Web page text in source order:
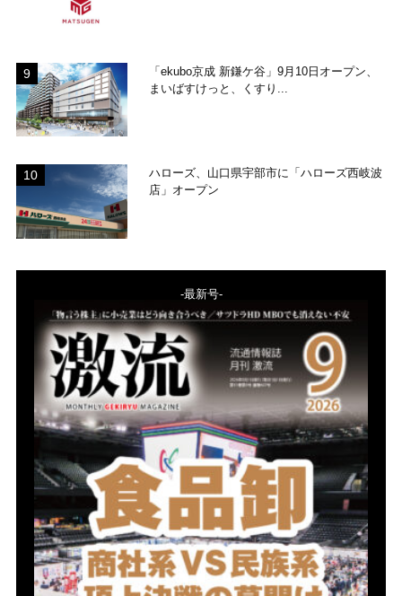
「ekubo京成 新鎌ケ谷」9月10日オープン、
まいばすけっと、くすり...
ハローズ、山口県宇部市に「ハローズ西岐波
店」オープン
-最新号-